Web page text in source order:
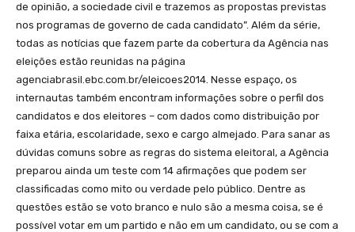
de opinião, a sociedade civil e trazemos as propostas previstas
nos programas de governo de cada candidato”. Além da série,
todas as notícias que fazem parte da cobertura da Agência nas
eleições estão reunidas na página
agenciabrasil.ebc.com.br/eleicoes2014. Nesse espaço, os
internautas também encontram informações sobre o perfil dos
candidatos e dos eleitores – com dados como distribuição por
faixa etária, escolaridade, sexo e cargo almejado. Para sanar as
dúvidas comuns sobre as regras do sistema eleitoral, a Agência
preparou ainda um teste com 14 afirmações que podem ser
classificadas como mito ou verdade pelo público. Dentre as
questões estão se voto branco e nulo são a mesma coisa, se é
possível votar em um partido e não em um candidato, ou se com a